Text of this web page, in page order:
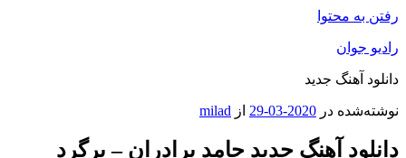
رفتن به محتوا
رادیو جوان
دانلود آهنگ جدید
نوشته‌شده در 2020-03-29 از milad
دانلود آهنگ جدید حامد برادران – برگرد